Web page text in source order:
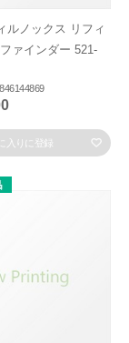
ルノックス リフィ
ァインダー 521-
入りに登録